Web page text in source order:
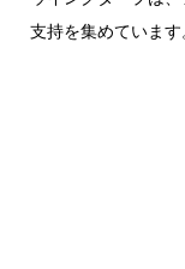
支持を集めています